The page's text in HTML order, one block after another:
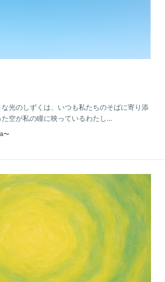
光のしずくは、いつも私たちのそばに寄り添
空が私の瞳に映っているわたし...
〜